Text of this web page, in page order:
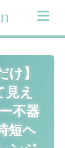
け】
え
不器
短ヘ